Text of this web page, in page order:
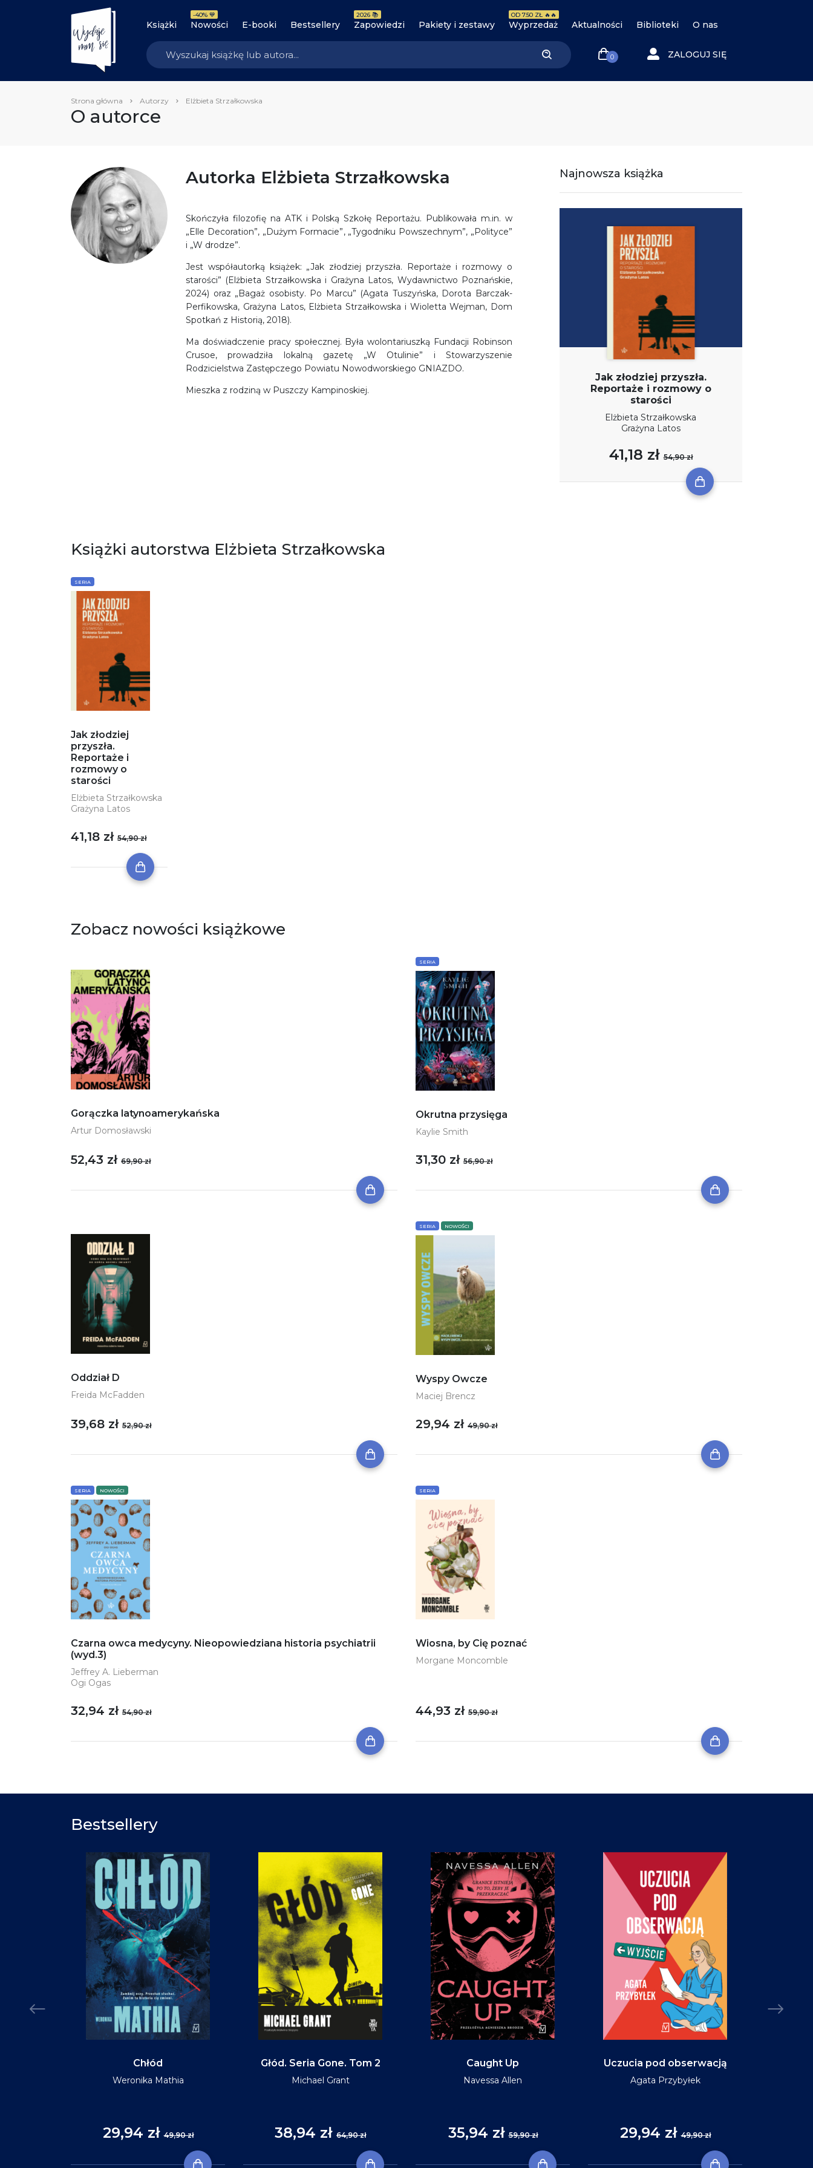
Książki Nowości
-40% 💙
E-booki Bestsellery Zapowiedzi
2026 📚
Pakiety i zestawy Wyprzedaż
OD 7.50 ZŁ 🔥🔥
Aktualności Biblioteki O nas
0 ZALOGUJ SIĘ
Strona główna Autorzy Elżbieta Strzałkowska
O autorce
Autorka Elżbieta Strzałkowska
Skończyła filozofię na ATK i Polską Szkołę Reportażu. Publikowała m.in. w
„Elle Decoration”, „Dużym Formacie”, „Tygodniku Powszechnym”, „Polityce”
i „W drodze”.
Jest współautorką książek: „Jak złodziej przyszła. Reportaże i rozmowy o
starości” (Elżbieta Strzałkowska i Grażyna Latos, Wydawnictwo Poznańskie,
2024) oraz „Bagaż osobisty. Po Marcu” (Agata Tuszyńska, Dorota Barczak-
Perfikowska, Grażyna Latos, Elżbieta Strzałkowska i Wioletta Wejman, Dom
Spotkań z Historią, 2018).
Ma doświadczenie pracy społecznej. Była wolontariuszką Fundacji Robinson
Crusoe, prowadziła lokalną gazetę „W Otulinie” i Stowarzyszenie
Rodzicielstwa Zastępczego Powiatu Nowodworskiego GNIAZDO.
Mieszka z rodziną w Puszczy Kampinoskiej.
Najnowsza książka
Jak złodziej przyszła.
Reportaże i rozmowy o
starości
Elżbieta Strzałkowska
Grażyna Latos
41,18 zł54,90 zł
Książki autorstwa Elżbieta Strzałkowska
SERIA
Jak złodziej
przyszła.
Reportaże i
rozmowy o
starości
Elżbieta Strzałkowska
Grażyna Latos
41,18 zł 54,90 zł
Zobacz nowości książkowe
Gorączka latynoamerykańska
Artur Domosławski
52,43 zł 69,90 zł
SERIA
Okrutna przysięga
Kaylie Smith
31,30 zł 56,90 zł
Oddział D
Freida McFadden
39,68 zł 52,90 zł
SERIA NOWOŚCI
Wyspy Owcze
Maciej Brencz
29,94 zł 49,90 zł
SERIA NOWOŚCI
Czarna owca medycyny. Nieopowiedziana historia psychiatrii
(wyd.3)
Jeffrey A. Lieberman
Ogi Ogas
32,94 zł 54,90 zł
SERIA
Wiosna, by Cię poznać
Morgane Moncomble
44,93 zł 59,90 zł
Bestsellery
Chłód
Weronika Mathia
29,94 zł49,90 zł
Głód. Seria Gone. Tom 2
Michael Grant
38,94 zł 64,90 zł
Caught Up
Navessa Allen
35,94 zł59,90 zł
Uczucia pod obserwacją
Agata Przybyłek
29,94 zł49,90 zł